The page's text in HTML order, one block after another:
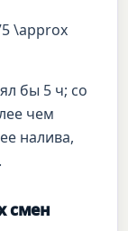
\approx
бы 5 ч; со
чем
налива,
смен